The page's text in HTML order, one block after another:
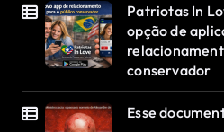
Patriotas In
opção de
conservador
Esse